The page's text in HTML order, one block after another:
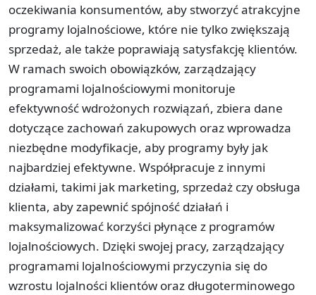
oczekiwania konsumentów, aby stworzyć atrakcyjne
programy lojalnościowe, które nie tylko zwiększają
sprzedaż, ale także poprawiają satysfakcję klientów.
W ramach swoich obowiązków, zarządzający
programami lojalnościowymi monitoruje
efektywność wdrożonych rozwiązań, zbiera dane
dotyczące zachowań zakupowych oraz wprowadza
niezbędne modyfikacje, aby programy były jak
najbardziej efektywne. Współpracuje z innymi
działami, takimi jak marketing, sprzedaż czy obsługa
klienta, aby zapewnić spójność działań i
maksymalizować korzyści płynące z programów
lojalnościowych. Dzięki swojej pracy, zarządzający
programami lojalnościowymi przyczynia się do
wzrostu lojalności klientów oraz długoterminowego